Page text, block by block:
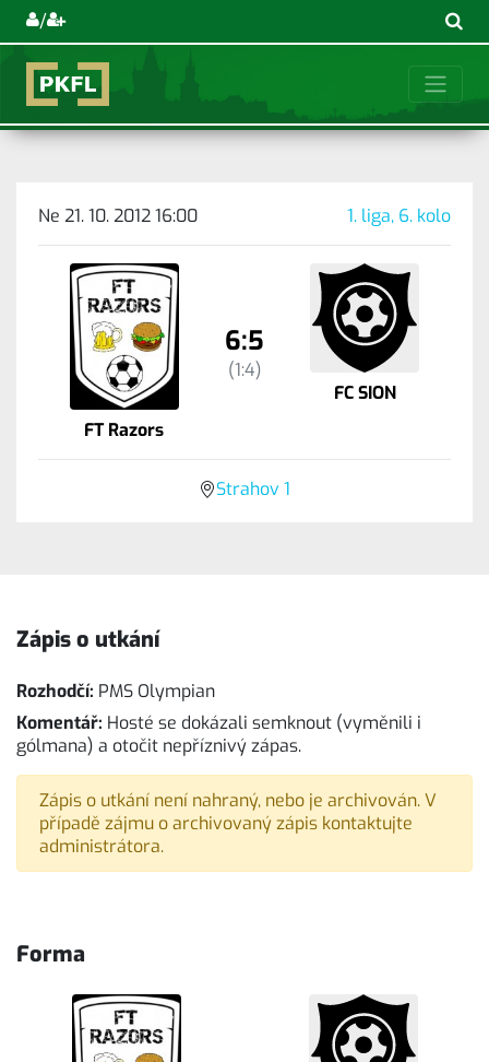
/
Ne 21. 10. 2012 16:00 1. liga, 6. kolo
FT Razors
6:5
(1:4)
FC SION
Strahov 1
Zápis o utkání
Rozhodčí: PMS Olympian
Komentář: Hosté se dokázali semknout (vyměnili i
gólmana) a otočit nepříznivý zápas.
Zápis o utkání není nahraný, nebo je archivován. V
případě zájmu o archivovaný zápis kontaktujte
administrátora.
Forma